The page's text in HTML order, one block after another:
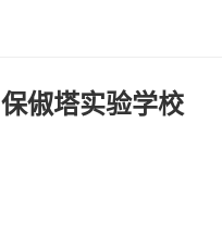
保俶塔实验学校